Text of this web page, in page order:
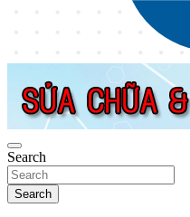
Điện Lạnh Quang Tiến
Sửa chữa thiết bị điện lạnh,
Nội
Search
Search